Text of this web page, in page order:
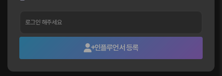
로그인 해주세요
인플루언서 등록